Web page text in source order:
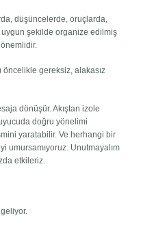
düşüncelerde, oruçlarda,
şekilde organize edilmiş
öncelikle gereksiz, alakasız
dönüşür. Akıştan izole
doğru yönelimi
yaratabilir. Ve herhangi bir
umursamıyoruz. Unutmayalım
etkileriz.
geliyor.